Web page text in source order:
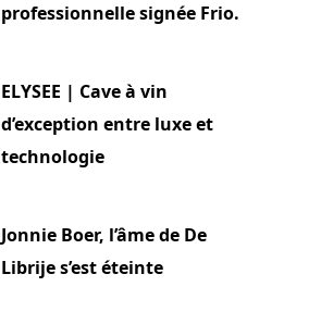
professionnelle signée Frio.
ELYSEE | Cave à vin
d’exception entre luxe et
technologie
Jonnie Boer, l’âme de De
Librije s’est éteinte